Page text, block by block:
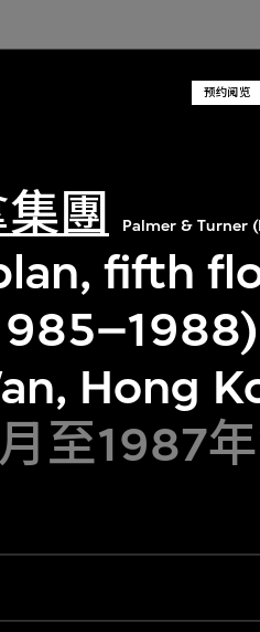
预约阅览
團 Palmer & Turner
fifth
Hong
至1987